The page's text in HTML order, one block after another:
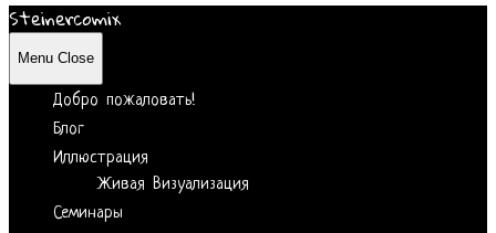
Steinercomix
Menu Close
Добро пожаловать!
Блог
Иллюстрация
Живая Визуализация
Семинары